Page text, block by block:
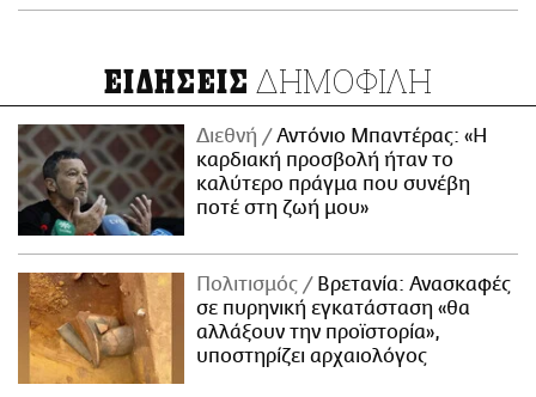
ΕΙΔΗΣΕΙΣ ΔΗΜΟΦΙΛΗ
Διεθνή
Αντόνιο Μπαντέρας: «Η
καρδιακή προσβολή ήταν το
καλύτερο πράγμα που συνέβη
ποτέ στη ζωή μου»
Πολιτισμός
Βρετανία: Ανασκαφές
σε πυρηνική εγκατάσταση «θα
αλλάξουν την προϊστορία»,
υποστηρίζει αρχαιολόγος